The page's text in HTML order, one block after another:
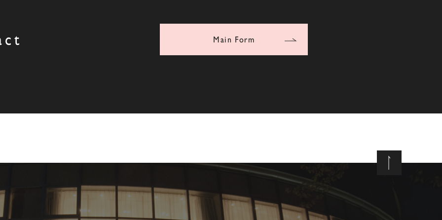
Main Form